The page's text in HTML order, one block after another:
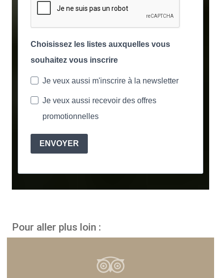
Choisissez les listes auxquelles vous
souhaitez vous inscrire
Je veux aussi m'inscrire à la newsletter
Je veux aussi recevoir des offres
promotionnelles
ENVOYER
Pour aller plus loin :